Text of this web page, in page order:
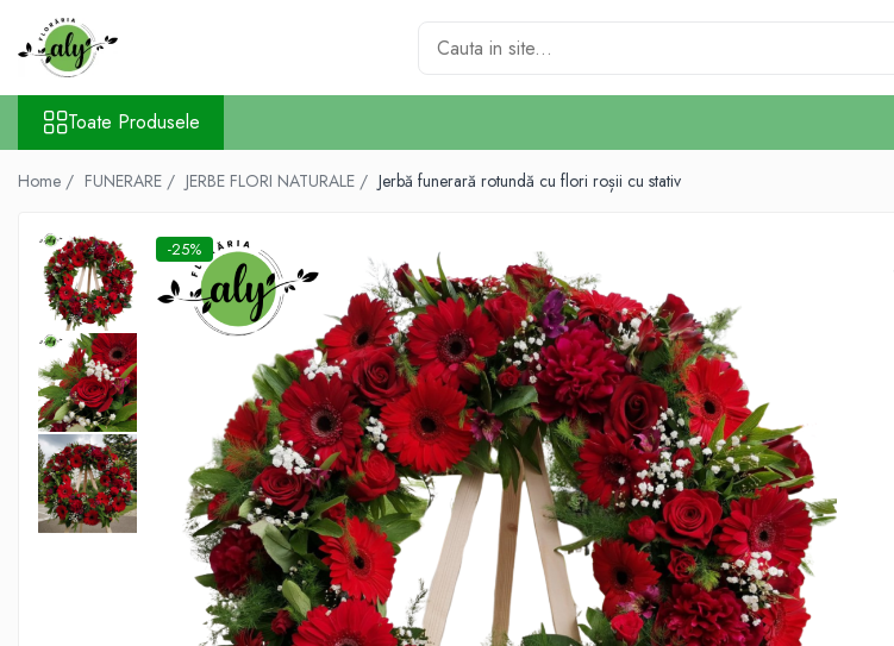
Toate Produsele
DE SEZON
COLECȚIA DE PAȘTI
COLECȚIA DE TOAMNĂ
COLECȚIA DE VARĂ
CRĂCIUN ȘI ANUL NOU
VALANTINE'S DAY 14 FEBRUARIE
TRANDAFIRI
101 TRANDAFIRI
BUCHETE TRANDAFIRI
COȘURI TRANDAFIRI
CUTII TRANDAFIRI
INIMI DIN TRANDAFIRI
TRANDAFIRI CRIOGENAȚI
Toate Produsele
Home / FUNERARE / JERBE FLORI NATURALE / Jerbă funerară rotundă cu flori roșii cu stativ
-25%